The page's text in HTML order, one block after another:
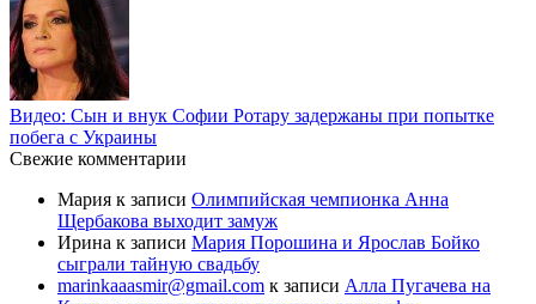
Видео: Сын и внук Софии Ротару задержаны при попытке
побега с Украины
Свежие комментарии
Мария к записи Олимпийская чемпионка Анна
Щербакова выходит замуж
Ирина к записи Мария Порошина и Ярослав Бойко
сыграли тайную свадьбу
marinkaaasmir@gmail.com к записи Алла Пугачева на